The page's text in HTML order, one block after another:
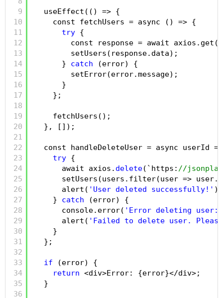
9
10
11
12
13
14
15
16
17
18
19
20
21
22
23
24
25
26
27
28
29
30
31
32
33
34
35
36
useEffect(() => {
const fetchUsers = async () => {
try {
const response = await axios.get(
setUsers(response.data);
} catch
(error) {
setError(error.message);
}
};
fetchUsers();
}, []);
const handleDeleteUser = async userId
try {
await axios. delete(`https: //
setUsers(users.filter(user =>
alert( 'User deleted successfully!' );
} catch
(error) {
console.error( 'Error deleting user:'
alert( 'Failed to delete user.
}
};
if
(error) {
return <div>Error: {error}</div>;
}